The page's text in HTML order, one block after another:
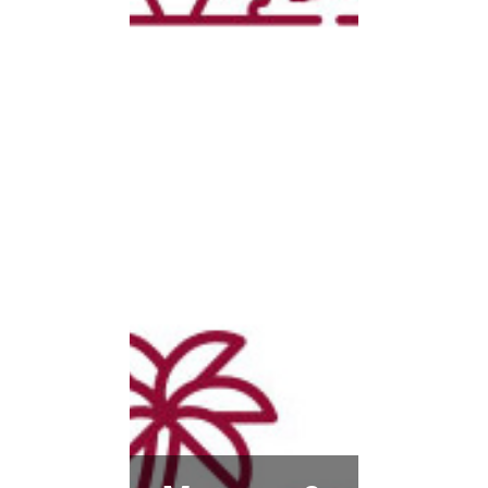
und mög­lichst nach­hal­tig
Unser Matura- und Feri­
en­rei­sen­an­ge­bot gibt
Matu­rant*innen und
Schü­ler*innen die Mög­
lich­keit, das Schul­jahr mit